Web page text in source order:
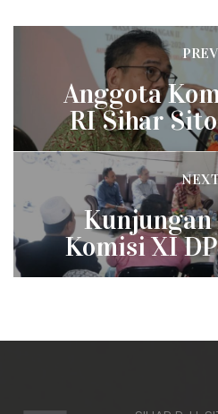
Post
PREV
Previous
post:
Anggota
RI Sihar
Pihak
Tapanuli
Next
post:
Komisi XI
Sitorus ke